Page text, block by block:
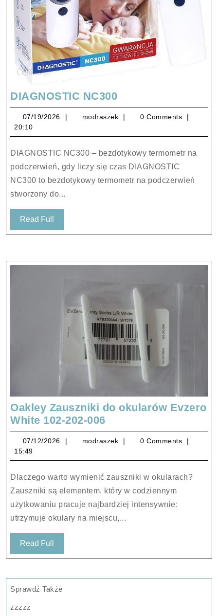
DIAGNOSTIC NC300DIAGNOSTIC
NC300
07/19/2026 07/19/2026
modraszek modraszek
0 Comments
20:10
DIAGNOSTIC NC300 – bezdotykowy termometr na
podczerwień, gdy liczy się czas DIAGNOSTIC
NC300 to bezdotykowy termometr na podczerwień
stworzony do...
Read Full
Full
Oakley Zauszniki do okularów Evzero
White 102-202-006Oakley
Zauszniki
do
okularów
White
102-
202-
006
07/12/2026 07/12/2026
modraszek modraszek
0 Comments
15:49
Dlaczego warto wymienić zauszniki w okularach?
Zauszniki są elementem, który w codziennym
użytkowaniu pracuje najbardziej intensywnie:
utrzymuje okulary na miejscu,...
Read Full
Full
Sprawdź Także
zzzzz